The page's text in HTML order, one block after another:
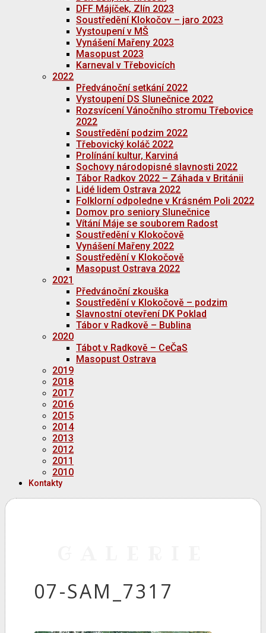
DFF Májíček, Zlín 2023
Soustředění Klokočov – jaro 2023
Vystoupení v MŠ
Vynášení Mařeny 2023
Masopust 2023
Karneval v Třebovicích
2022
Předvánoční setkání 2022
Vystoupení DS Slunečnice 2022
Rozsvícení Vánočního stromu Třebovice
2022
Soustředění podzim 2022
Třebovický koláč 2022
Prolínání kultur, Karviná
Sochovy národopisné slavnosti 2022
Tábor Radkov 2022 – Záhada v Británii
Lidé lidem Ostrava 2022
Folklorní odpoledne v Krásném Poli 2022
Domov pro seniory Slunečnice
Vítání Máje se souborem Radost
Soustředění v Klokočově
Vynášení Mařeny 2022
Soustředění v Klokočově
Masopust Ostrava 2022
2021
Předvánoční zkouška
Soustředění v Klokočově – podzim
Slavnostní otevření DK Poklad
Tábor v Radkově – Bublina
2020
Tábot v Radkově – CeČaS
Masopust Ostrava
2019
2018
2017
2016
2015
2014
2013
2012
2011
2010
Kontakty
07-SAM_7317